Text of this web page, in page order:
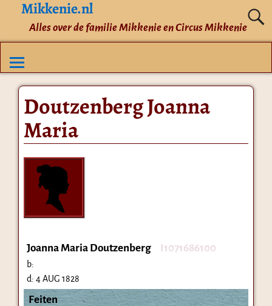
Mikkenie.nl
Alles over de familie Mikkenie en Circus Mikkenie
Doutzenberg Joanna
Maria
Joanna Maria Doutzenberg I1071686100
b:
d: 4 AUG 1828
Feiten